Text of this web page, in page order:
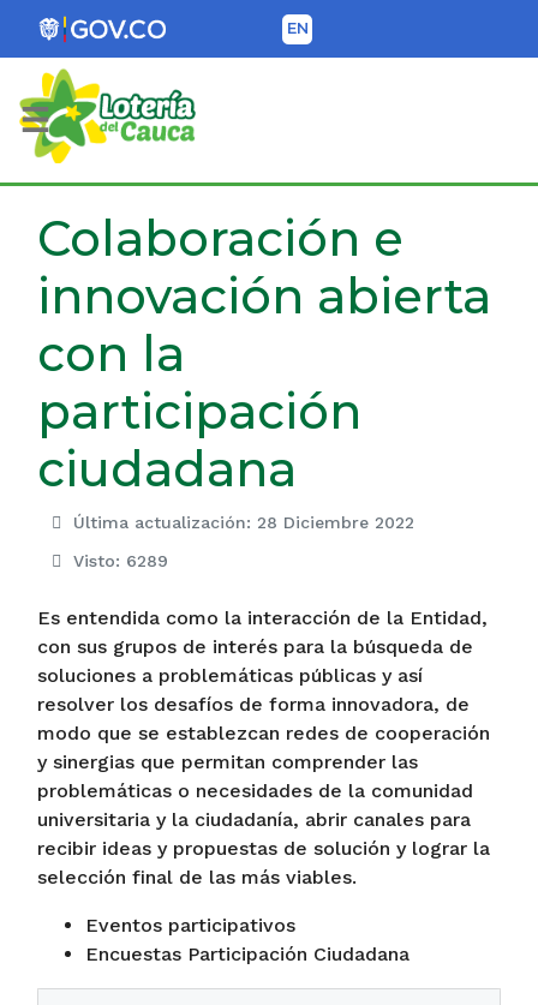
EN
Lotería del Cauca
Colaboración e
innovación abierta
con la
participación
ciudadana
Última actualización: 28 Diciembre 2022
Visto: 6289
Es entendida como la interacción de la Entidad,
con sus grupos de interés para la búsqueda de
soluciones a problemáticas públicas y así
resolver los desafíos de forma innovadora, de
modo que se establezcan redes de cooperación
y sinergias que permitan comprender las
problemáticas o necesidades de la comunidad
universitaria y la ciudadanía, abrir canales para
recibir ideas y propuestas de solución y lograr la
selección final de las más viables.
Eventos participativos
Encuestas Participación Ciudadana